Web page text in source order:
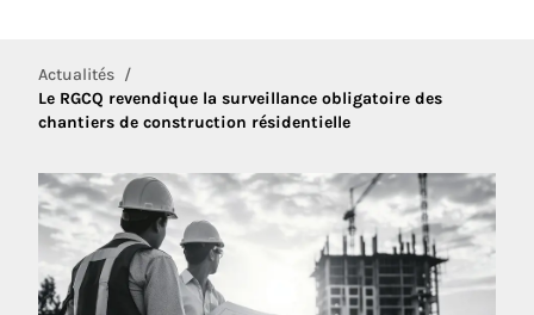
Actualités
Le RGCQ revendique la surveillance obligatoire des
chantiers de construction résidentielle